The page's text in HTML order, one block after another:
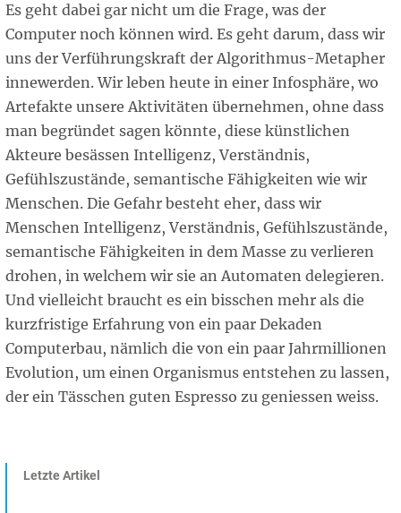
Es geht dabei gar nicht um die Frage, was der
Computer noch können wird. Es geht darum, dass wir
uns der Verführungskraft der Algorithmus-Metapher
innewerden. Wir leben heute in einer Infosphäre, wo
Artefakte unsere Aktivitäten übernehmen, ohne dass
man begründet sagen könnte, diese künstlichen
Akteure besässen Intelligenz, Verständnis,
Gefühlszustände, semantische Fähigkeiten wie wir
Menschen. Die Gefahr besteht eher, dass wir
Menschen Intelligenz, Verständnis, Gefühlszustände,
semantische Fähigkeiten in dem Masse zu verlieren
drohen, in welchem wir sie an Automaten delegieren.
Und vielleicht braucht es ein bisschen mehr als die
kurzfristige Erfahrung von ein paar Dekaden
Computerbau, nämlich die von ein paar Jahrmillionen
Evolution, um einen Organismus entstehen zu lassen,
der ein Tässchen guten Espresso zu geniessen weiss.
Letzte Artikel